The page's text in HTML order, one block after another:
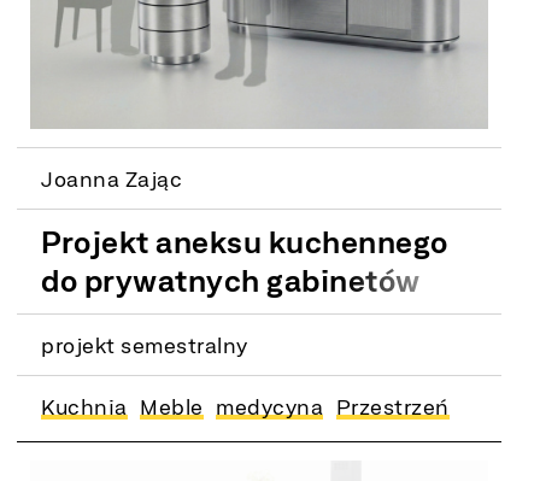
Joanna Zając
Projekt aneksu kuchennego
do prywatnych gabinetów
lekarskich i
reprezentacyjnych
przestrzeni biurowych
projekt semestralny
Kuchnia Meble medycyna Przestrzeń